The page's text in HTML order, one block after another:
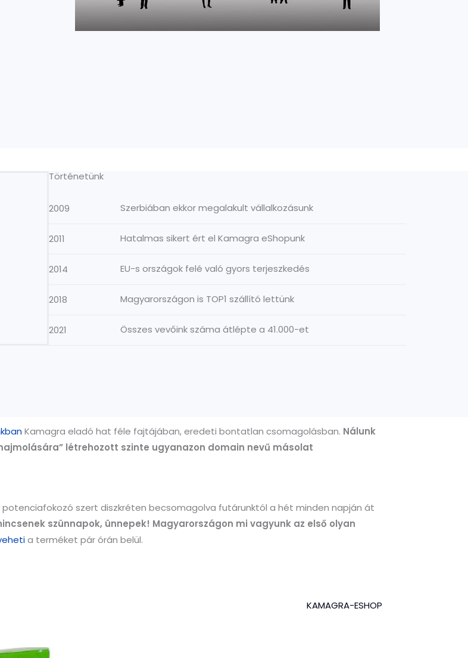
Történetünk
2009 Szerbiában ekkor megalakult vállalkozásunk
2011 Hatalmas sikert ért el Kamagra eShopunk
2014 EU-s országok felé való gyors terjeszkedés
2018 Magyarországon is TOP1 szállító lettünk
2021 Összes vevőink száma átlépte a 41.000-et
Kamagra eladó hat féle fajtájában, eredeti bontatlan csomagolásban. Nálunk
létrehozott szinte ugyanazon domain nevű másolat
szert diszkréten becsomagolva futárunktól a hét minden napján át
szünnapok, ünnepek! Magyarországon mi vagyunk az első olyan
a terméket pár órán belül.
KAMAGRA-ESHOP